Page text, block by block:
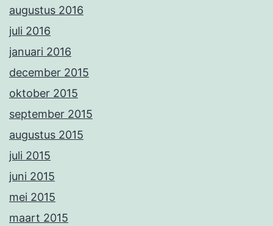
augustus 2016
juli 2016
januari 2016
december 2015
oktober 2015
september 2015
augustus 2015
juli 2015
juni 2015
mei 2015
maart 2015